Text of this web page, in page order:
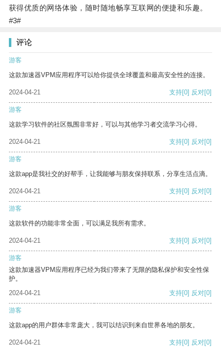
获得优质的网络体验，随时随地畅享互联网的便捷和乐趣。
#3#
评论
游客
这款加速器VPM应用程序可以给你提供全球覆盖和最高安全性的连接。
2024-04-21 支持[0] 反对[0]
游客
这款学习软件的社区氛围非常好，可以与其他学习者交流学习心得。
2024-04-21 支持[0] 反对[0]
游客
这款app是我社交的好帮手，让我能够与朋友保持联系，分享生活点滴。
2024-04-21 支持[0] 反对[0]
游客
这款软件的功能非常全面，可以满足我所有需求。
2024-04-21 支持[0] 反对[0]
游客
这款加速器VPM应用程序已经为我们带来了无限的隐私保护和安全性保
护。
2024-04-21
支持[0] 反对[0]
游客
这款app的用户群体非常庞大，我可以结识到来自世界各地的朋友。
2024-04-21 支持[0] 反对[0]